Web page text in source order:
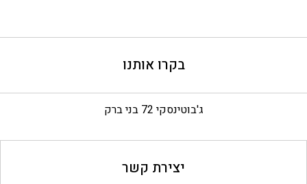
בקרו אותנו
ג'בוטינסקי 72 בני ברק
יצירת קשר